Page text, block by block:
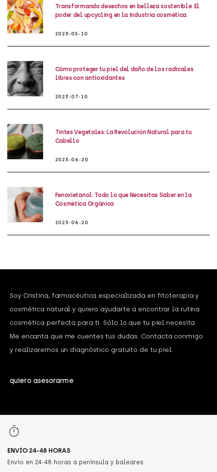
Transformando desechos en belleza sostenible: El
poder del upcycling en la industria cosmética
2023-05-10
Cómo proteger tu piel del daño de los radicales
libres con antioxidantes
2023-07-10
Tintes Vegetales: La Revolución Natural para tu
Cabello
2023-06-20
Fenoxietanol: Todo lo que Necesitas Saber en la
Cosmética Orgánica
2023-06-20
Soy Cristina, farmacéutica especializada en fitoterapia y
cosmética natural y quiero ayudarte a encontrar la rutina
cosmética perfecta para ti. Sólo lo que tu piel necesita.
Me encanta que me cuentes tus dudas. Contacta conmigo
y realizaremos un diagnóstico gratuito de tu piel.
quiero asesorarme
ENVÍO 24-48 HORAS
Envío en 24-48 horas a península y baleares